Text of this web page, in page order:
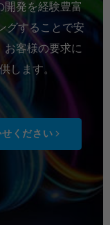
開発を経験豊富
グすることで安
お客様の要求に
します。
ください